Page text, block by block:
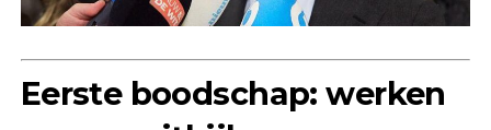
Eerste boodschap: werken